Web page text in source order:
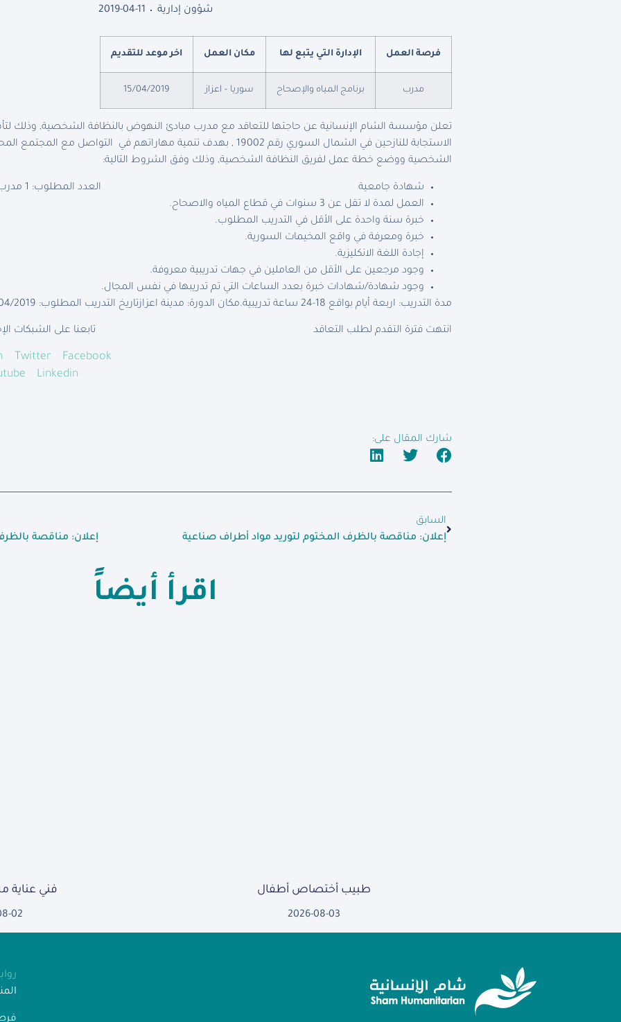
شؤون إدارية 2019-04-11
فرصة العمل الإدارة التي يتبع لها مكان العمل اخر موعد للتقديم
مدرب برنامج المياه والإصحاح سوريا – اعزاز 15/04/2019
تعلن مؤسسة الشام الإنسانية عن حاجتها للتعاقد مع مدرب مبادئ النهوض بالنظافة الشخصية, وذلك
الاستجابة للنازحين في الشمال السوري رقم 19002 , بهدف تنمية مهاراتهم في
الشخصية ووضع خطة عمل لفريق النظافة الشخصية, وذلك وفق الشروط التالية:
شهادة جامعية
العمل لمدة لا تقل عن 3 سنوات في قطاع المياه والاصحاح.
خبرة سنة واحدة على الأقل في التدريب المطلوب.
خبرة ومعرفة في واقع المخيمات السورية.
إجادة اللغة الانكليزية.
وجود مرجعين على الأقل من العاملين في جهات تدريبية معروفة.
وجود شهادة/شهادات خبرة بعدد الساعات التي تم تدريبها في نفس المجال.
العدد المطلوب: 1 مدرب/ـة.
مدة التدريب: اربعة أيام بواقع 18-24 ساعة تدريبية. مكان الدورة: مدينة اعزازتاريخ التدريب المطلوب: 17/04/2019
انتهت فترة التقدم لطلب التعاقد تابعنا على الشبكات
Facebook
Twitter
Linkedin
شارك المقال على:
السابق
إعلان: مناقصة بالظرف المختوم لتوريد مواد أطراف صناعية
إعلان: مناقصة
اقرأ أيضاً
طبيب أختصاص أطفال
2026-08-03
فني عناية
02